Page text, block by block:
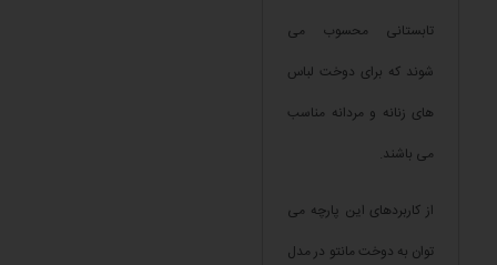
تابستانی محسوب می
شوند ‌که برای دوخت لباس
های زنانه و مردانه مناسب
می باشند.
از کاربردهای این پارچه می
توان به دوخت مانتو در مدل